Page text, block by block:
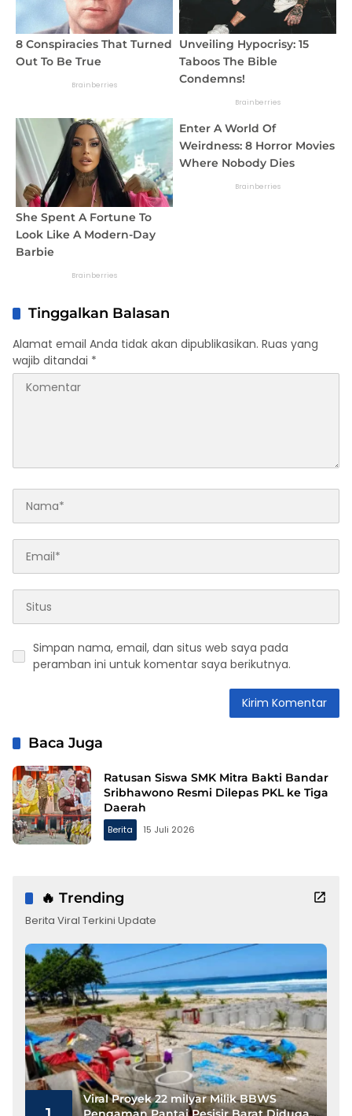
Tinggalkan Balasan
Alamat email Anda tidak akan dipublikasikan. Ruas yang
wajib ditandai *
Simpan nama, email, dan situs web saya pada
peramban ini untuk komentar saya berikutnya.
Baca Juga
Ratusan Siswa SMK Mitra Bakti Bandar
Sribhawono Resmi Dilepas PKL ke Tiga
Daerah
Berita 15 Juli 2026
🔥 Trending
Berita Viral Terkini Update
Viral Proyek 22 milyar Milik BBWS